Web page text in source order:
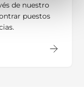
de nuestro
puestos